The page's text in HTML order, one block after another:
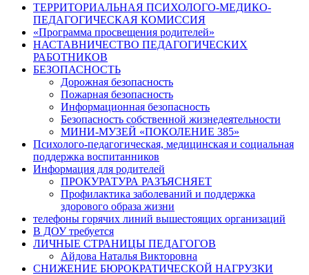
ТЕРРИТОРИАЛЬНАЯ ПСИХОЛОГО-МЕДИКО-
ПЕДАГОГИЧЕСКАЯ КОМИССИЯ
«Программа просвещения родителей»
НАСТАВНИЧЕСТВО ПЕДАГОГИЧЕСКИХ
РАБОТНИКОВ
БЕЗОПАСНОСТЬ
Дорожная безопасность
Пожарная безопасность
Информационная безопасность
Безопасность собственной жизнедеятельности
МИНИ-МУЗЕЙ «ПОКОЛЕНИЕ 385»
Психолого-педагогическая, медицинская и социальная
поддержка воспитанников
Информация для родителей
ПРОКУРАТУРА РАЗЪЯСНЯЕТ
Профилактика заболеваний и поддержка
здорового образа жизни
телефоны горячих линий вышестоящих организаций
В ДОУ требуется
ЛИЧНЫЕ СТРАНИЦЫ ПЕДАГОГОВ
Айдова Наталья Викторовна
СНИЖЕНИЕ БЮРОКРАТИЧЕСКОЙ НАГРУЗКИ